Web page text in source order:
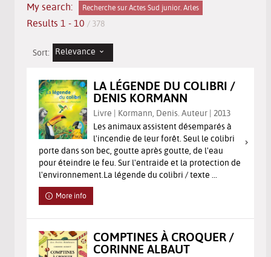
My search: Recherche sur Actes Sud junior. Arles
Results 1 - 10 / 378
Sort: Relevance
LA LÉGENDE DU COLIBRI /
DENIS KORMANN
Livre | Kormann, Denis. Auteur | 2013
Les animaux assistent désemparés à
l'incendie de leur forêt. Seul le colibri
porte dans son bec, goutte après goutte, de l'eau
pour éteindre le feu. Sur l'entraide et la protection de
l'environnement.La légende du colibri / texte ...
More info
COMPTINES À CROQUER /
CORINNE ALBAUT